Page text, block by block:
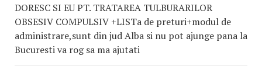
DORESC SI EU PT. TRATAREA TULBURARILOR
OBSESIV COMPULSIV +LISTa de preturi+modul de
administrare,sunt din jud Alba si nu pot ajunge pana la
Bucuresti va rog sa ma ajutati